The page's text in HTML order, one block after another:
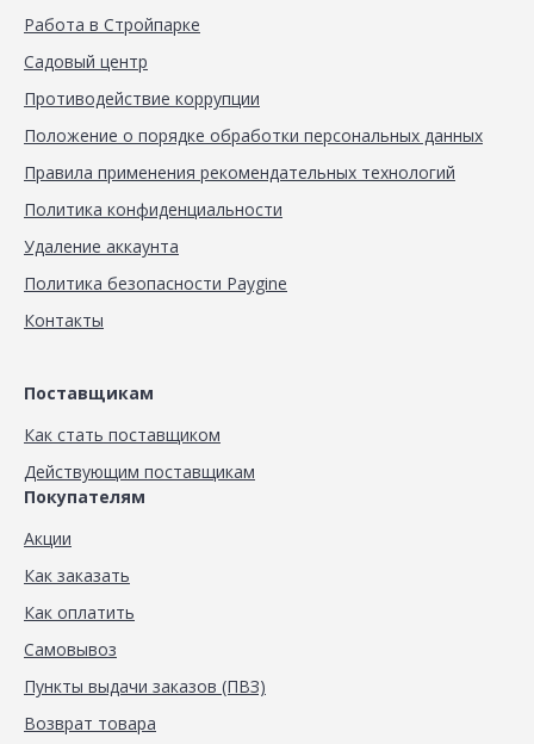
Работа в Стройпарке
Садовый центр
Противодействие коррупции
Положение о порядке обработки персональных данных
Правила применения рекомендательных технологий
Политика конфиденциальности
Удаление аккаунта
Политика безопасности Paygine
Контакты
Поставщикам
Как стать поставщиком
Действующим поставщикам
Покупателям
Акции
Как заказать
Как оплатить
Самовывоз
Пункты выдачи заказов (ПВЗ)
Возврат товара